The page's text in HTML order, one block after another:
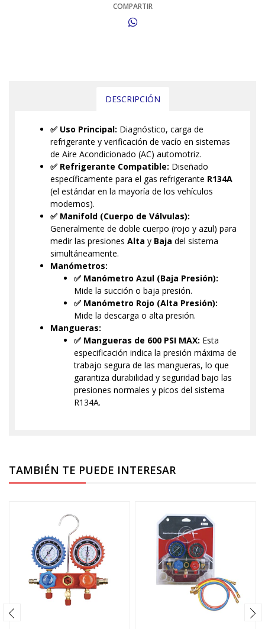
COMPARTIR
DESCRIPCIÓN
✅ Uso Principal: Diagnóstico, carga de
refrigerante y verificación de vacío en sistemas
de Aire Acondicionado (AC) automotriz.
✅ Refrigerante Compatible: Diseñado
específicamente para el gas refrigerante R134A
(el estándar en la mayoría de los vehículos
modernos).
✅ Manifold (Cuerpo de Válvulas):
Generalmente de doble cuerpo (rojo y azul) para
medir las presiones Alta y Baja del sistema
simultáneamente.
Manómetros:
✅ Manómetro Azul (Baja Presión):
Mide la succión o baja presión.
✅ Manómetro Rojo (Alta Presión):
Mide la descarga o alta presión.
Mangueras:
✅ Mangueras de 600 PSI MAX: Esta
especificación indica la presión máxima de
trabajo segura de las mangueras, lo que
garantiza durabilidad y seguridad bajo las
presiones normales y picos del sistema
R134A.
TAMBIÉN TE PUEDE INTERESAR